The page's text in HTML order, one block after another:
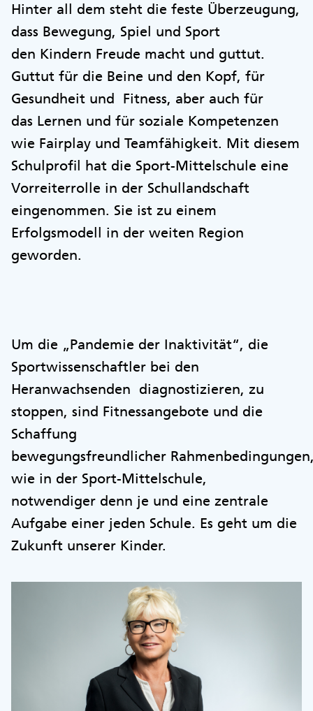
Hinter all dem steht die feste Überzeugung,
dass Bewegung, Spiel und Sport
den Kindern Freude macht und guttut.
Guttut für die Beine und den Kopf, für
Gesundheit und Fitness, aber auch für
das Lernen und für soziale Kompetenzen
wie Fairplay und Teamfähigkeit. Mit diesem
Schulprofil hat die Sport-Mittelschule eine
Vorreiterrolle in der Schullandschaft
eingenommen. Sie ist zu einem
Erfolgsmodell in der weiten Region
geworden.
Um die „Pandemie der Inaktivität“, die
Sportwissenschaftler bei den
Heranwachsenden diagnostizieren, zu
stoppen, sind Fitnessangebote und die
Schaffung
bewegungsfreundlicher
wie in der Sport-Mittelschule,
notwendiger denn je und eine zentrale
Aufgabe einer jeden Schule. Es geht um die
Zukunft unserer Kinder.